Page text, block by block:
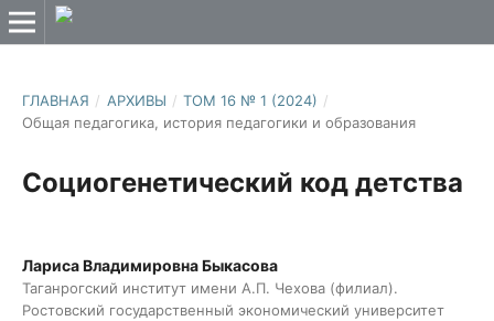
ГЛАВНАЯ / АРХИВЫ / ТОМ 16 № 1 (2024) /
Общая педагогика, история педагогики и образования
Социогенетический код детства
Лариса Владимировна Быкасова
Таганрогский институт имени А.П. Чехова (филиал).
Ростовский государственный экономический университет